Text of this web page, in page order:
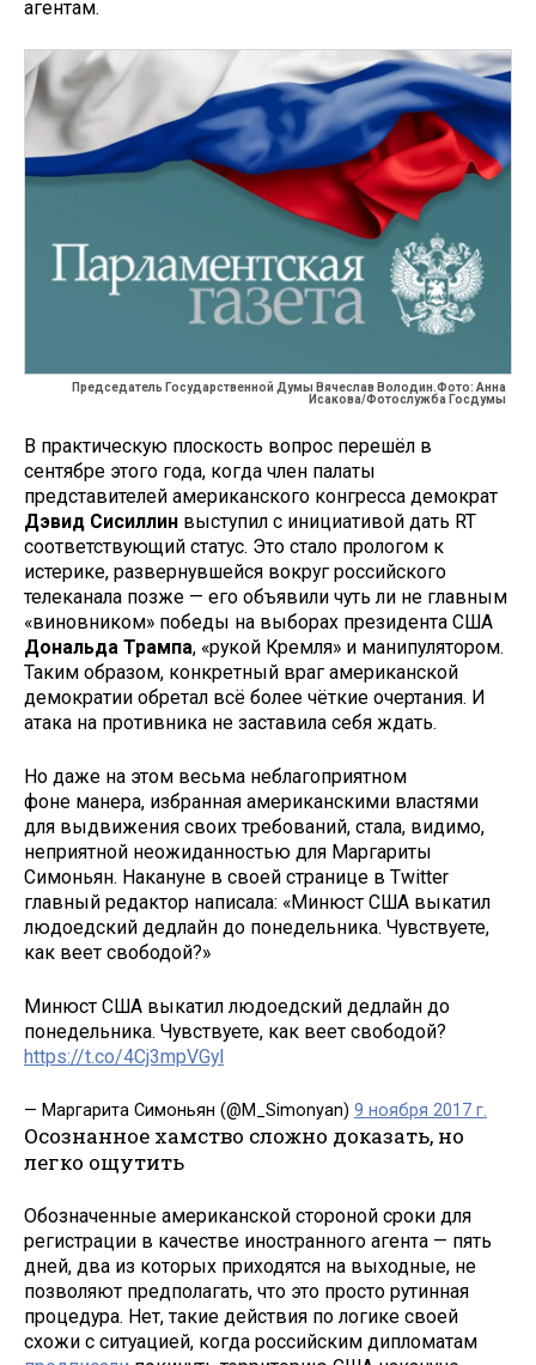
агентам.
Председатель Государственной Думы Вячеслав Володин.Фото: Анна
Исакова/Фотослужба Госдумы
В практическую плоскость вопрос перешёл в
сентябре этого года, когда член палаты
представителей американского конгресса демократ
Дэвид Сисиллин выступил с инициативой дать RT
соответствующий статус. Это стало прологом к
истерике, развернувшейся вокруг российского
телеканала позже — его объявили чуть ли не главным
«виновником» победы на выборах президента США
Дональда Трампа, «рукой Кремля» и манипулятором.
Таким образом, конкретный враг американской
демократии обретал всё более чёткие очертания. И
атака на противника не заставила себя ждать.
Но даже на этом весьма неблагоприятном
фоне манера, избранная американскими властями
для выдвижения своих требований, стала, видимо,
неприятной неожиданностью для Маргариты
Симоньян. Накануне в своей странице в Twitter
главный редактор написала: «Минюст США выкатил
людоедский дедлайн до понедельника. Чувствуете,
как веет свободой?»
Минюст США выкатил людоедский дедлайн до
понедельника. Чувствуете, как веет свободой?
https://t.co/4Cj3mpVGyl
— Маргарита Симоньян (@M_Simonyan) 9 ноября 2017 г.
Осознанное хамство сложно доказать, но
легко ощутить
Обозначенные американской стороной сроки для
регистрации в качестве иностранного агента — пять
дней, два из которых приходятся на выходные, не
позволяют предполагать, что это просто рутинная
процедура. Нет, такие действия по логике своей
схожи с ситуацией, когда российским дипломатам